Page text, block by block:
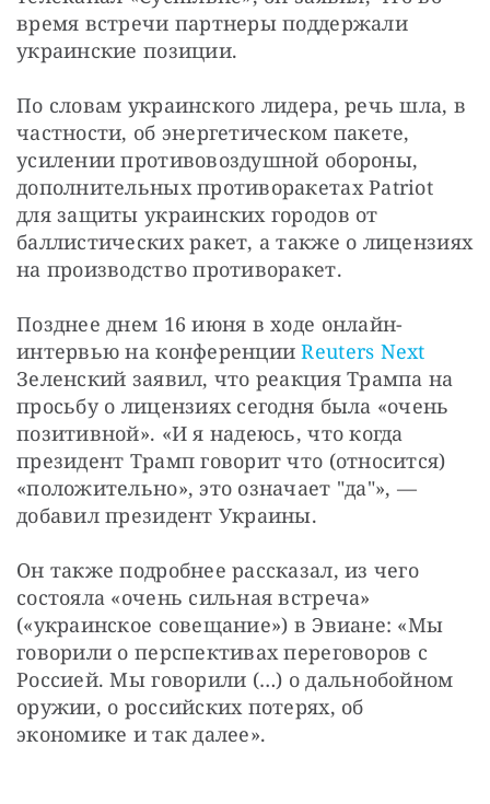
время встречи партнеры поддержали
украинские позиции.
По словам украинского лидера, речь шла, в
частности, об энергетическом пакете,
усилении противовоздушной обороны,
дополнительных противоракетах Patriot
для защиты украинских городов от
баллистических ракет, а также о лицензиях
на производство противоракет.
Позднее днем 16 июня в ходе онлайн-
интервью на конференции Reuters Next
Зеленский заявил, что реакция Трампа на
просьбу о лицензиях сегодня была «очень
позитивной». «И я надеюсь, что когда
президент Трамп говорит что (относится)
«положительно», это означает "да"», —
добавил президент Украины.
Он также подробнее рассказал, из чего
состояла «очень сильная встреча»
(«украинское совещание») в Эвиане: «Мы
говорили о перспективах переговоров с
Россией. Мы говорили (…) о дальнобойном
оружии, о российских потерях, об
экономике и так далее».